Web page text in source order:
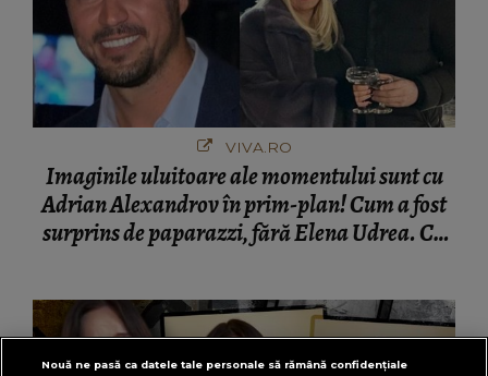
VIVA.RO
Imaginile uluitoare ale momentului sunt cu
Adrian Alexandrov în prim-plan! Cum a fost
surprins de paparazzi, fără Elena Udrea. Cu
Nouă ne pasă ca datele tale personale să rămână confidențiale